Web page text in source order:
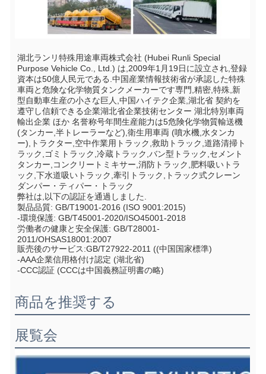
湖北ランリ特殊用途車両株式会社 (Hubei Runli Special
Purpose Vehicle Co., Ltd.) は,2009年1月19日に設立され,登録
資本は50億人民元である.中国産業情報技術省が承認した特殊
車両と危険な化学物質タンクメーカーです専門,精密,特殊,新
型自動車生産の小さな巨人,中国ハイテク企業,湖北省 契約を
遵守し信頼できる企業湖北省企業技術センター 湖北特別車両
輸出企業 ほか 名誉称号年間生産能力は5危険化学物質輸送機
(タンカー,半トレーラーなど),衛生用車両 (噴水機,水タンカ
ー),トラクター,空中作業用トラック,救助トラック,道路清掃ト
ラック,ゴミトラック,冷蔵トラック,バン型トラック,セメント
タンカー,コンクリートミキサー,消防トラック,肥料吸いトラ
ック,下水道吸いトラック,牽引トラック,トラック式クレーン
ダンパー・ティパー・トラック
弊社は,以下の認証を通過しました.
製品品質: GB/T19001-2016 (ISO 9001:2015)
-環境保護: GB/T45001-2020/ISO45001-2018
労働者の健康と安全保護: GB/T28001-
2011/OHSAS18001:2007
販売後のサービス:GB/T27922-2011 ((中国国家標準)
-AAA企業信用格付け認定 (湖北省)
-CCC認証 (CCCは中国義務証明書の略)
商品を推奨する
展覧会